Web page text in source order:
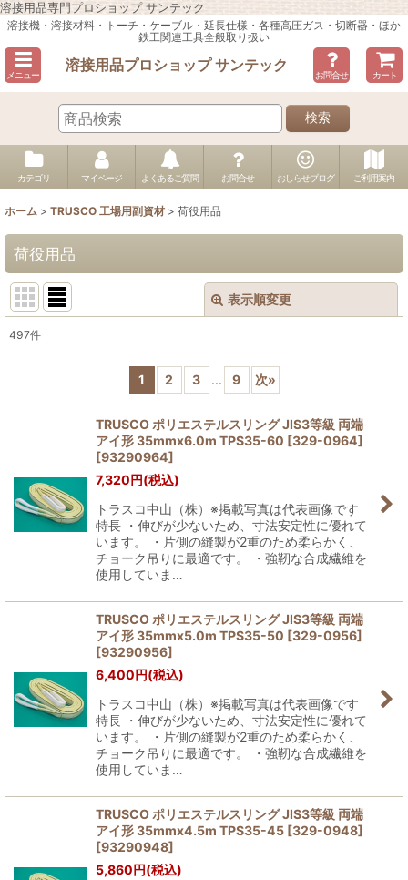
溶接用品専門プロショップ サンテック
溶接機・溶接材料・トーチ・ケーブル・延長仕様・各種高圧ガス・切断器・ほか
鉄工関連工具全般取り扱い
メニュー
溶接用品プロショップ サンテック
お問合せ カート
検索
カテゴリ マイページ よくあるご質問 お問合せ おしらせブログ ご利用案内
ホーム > TRUSCO 工場用副資材 > 荷役用品
荷役用品
表示順変更
絞り込む
497件
1 2 3 ... 9 次»
TRUSCO ポリエステルスリング JIS3等級 両端
アイ形 35mmx6.0m TPS35-60 [329-0964]
[93290964]
7,320円(税込)
トラスコ中山（株）※掲載写真は代表画像です
特長 ・伸びが少ないため、寸法安定性に優れて
います。 ・片側の縫製が2重のため柔らかく、
チョーク吊りに最適です。 ・強靭な合成繊維を
使用していま…
TRUSCO ポリエステルスリング JIS3等級 両端
アイ形 35mmx5.0m TPS35-50 [329-0956]
[93290956]
6,400円(税込)
トラスコ中山（株）※掲載写真は代表画像です
特長 ・伸びが少ないため、寸法安定性に優れて
います。 ・片側の縫製が2重のため柔らかく、
チョーク吊りに最適です。 ・強靭な合成繊維を
使用していま…
TRUSCO ポリエステルスリング JIS3等級 両端
アイ形 35mmx4.5m TPS35-45 [329-0948]
[93290948]
5,860円(税込)